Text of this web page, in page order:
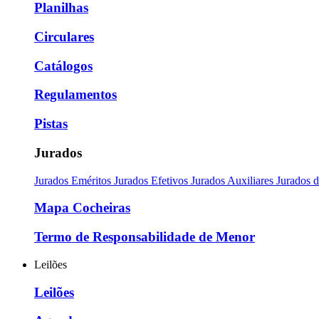
Planilhas
Circulares
Catálogos
Regulamentos
Pistas
Jurados
Jurados Eméritos Jurados Efetivos Jurados Auxiliares Jurados
Mapa Cocheiras
Termo de Responsabilidade de Menor
Leilões
Leilões